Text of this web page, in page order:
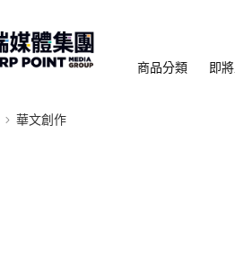
商品分類 即
華文創作